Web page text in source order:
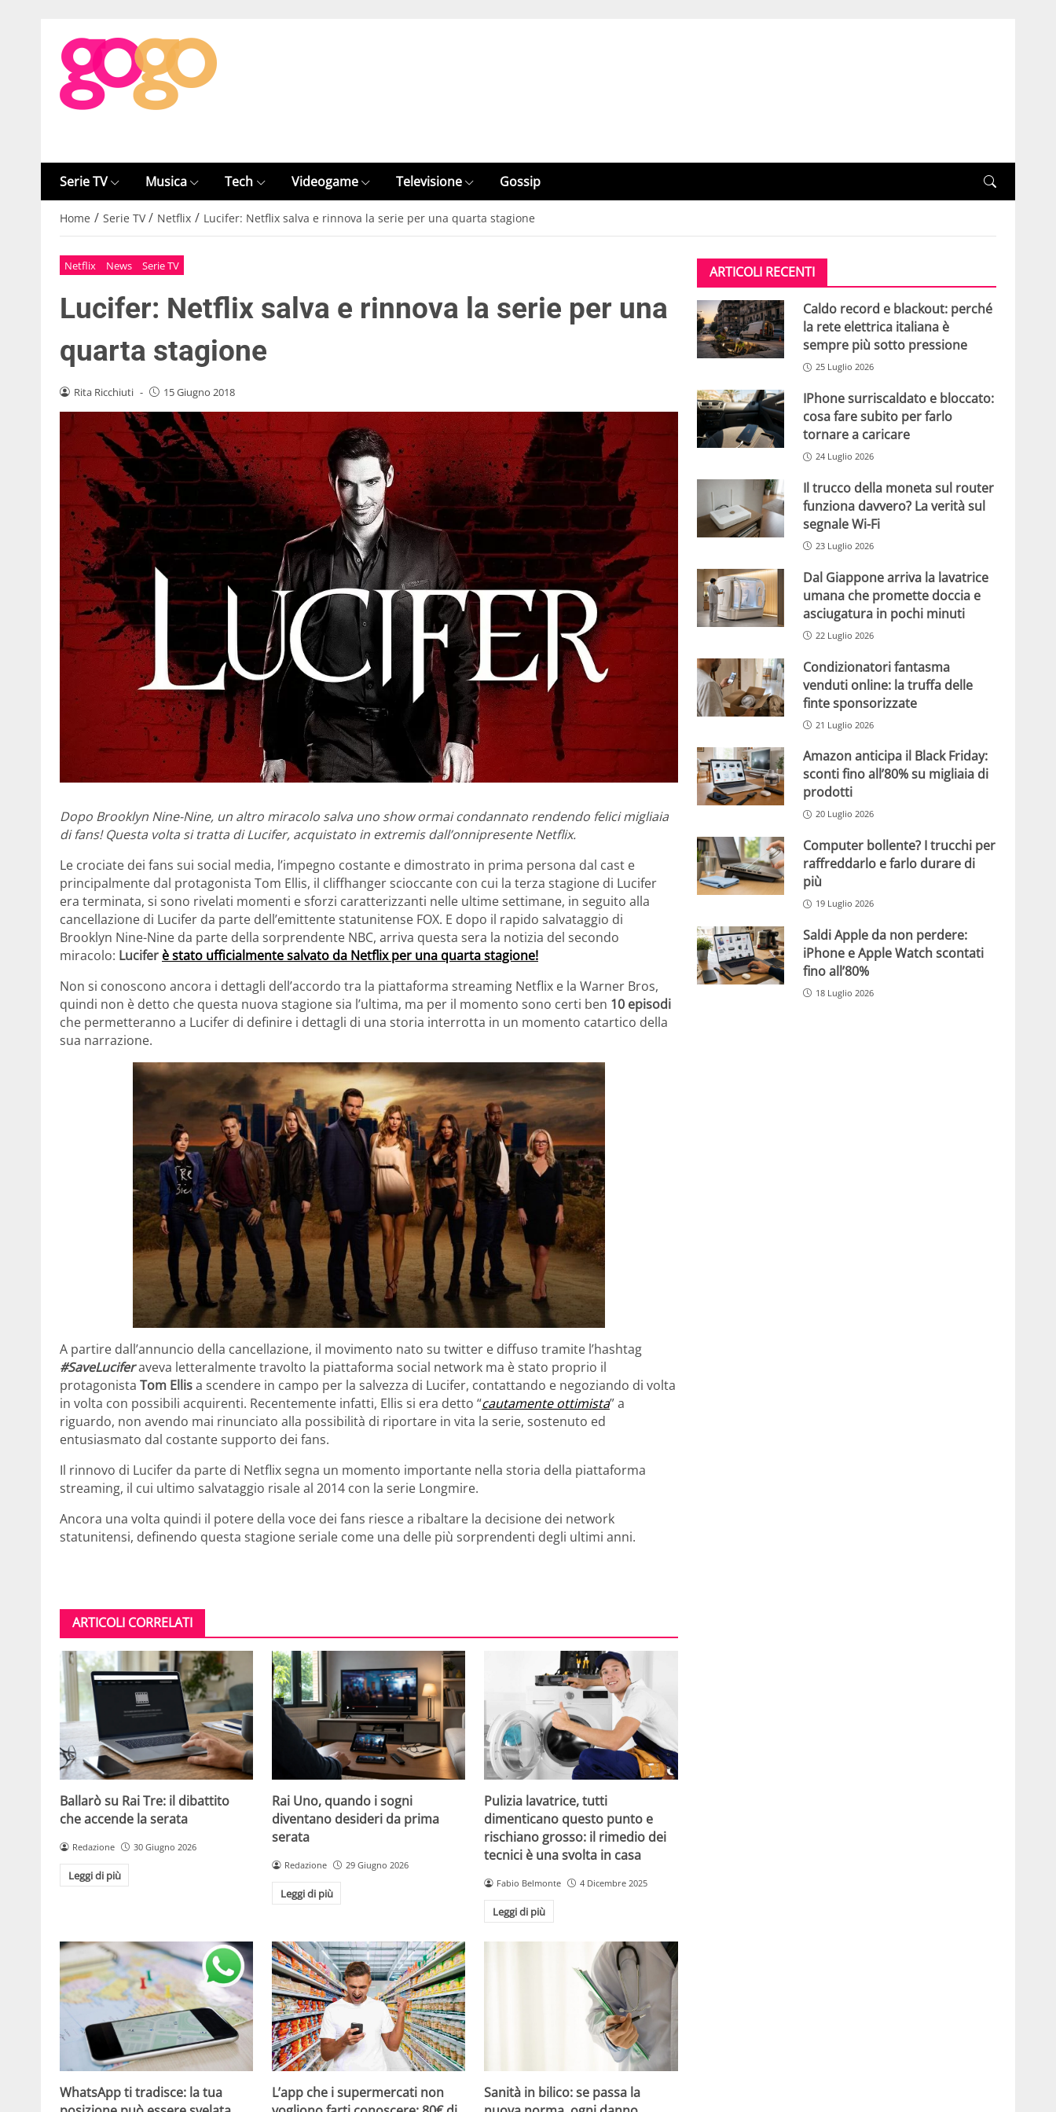
Serie TV Musica Tech Videogame Televisione Gossip
Home / Serie TV / Netflix / Lucifer: Netflix salva e rinnova la serie per una quarta stagione
Netflix News Serie TV
Lucifer: Netflix salva e rinnova la serie per una
quarta stagione
Rita Ricchiuti - 15 Giugno 2018
Dopo Brooklyn Nine-Nine, un altro miracolo salva uno show ormai condannato rendendo felici migliaia
di fans! Questa volta si tratta di Lucifer, acquistato in extremis dall’onnipresente Netflix.
Le crociate dei fans sui social media, l’impegno costante e dimostrato in prima persona dal cast e
principalmente dal protagonista Tom Ellis, il cliffhanger scioccante con cui la terza stagione di Lucifer
era terminata, si sono rivelati momenti e sforzi caratterizzanti nelle ultime settimane, in seguito alla
cancellazione di Lucifer da parte dell’emittente statunitense FOX. E dopo il rapido salvataggio di
Brooklyn Nine-Nine da parte della sorprendente NBC, arriva questa sera la notizia del secondo
miracolo: Lucifer è stato ufficialmente salvato da Netflix per una quarta stagione!
Non si conoscono ancora i dettagli dell’accordo tra la piattaforma streaming Netflix e la Warner Bros,
quindi non è detto che questa nuova stagione sia l’ultima, ma per il momento sono certi ben 10 episodi
che permetteranno a Lucifer di definire i dettagli di una storia interrotta in un momento catartico della
sua narrazione.
A partire dall’annuncio della cancellazione, il movimento nato su twitter e diffuso tramite l’hashtag
#SaveLuciferaveva letteralmente travolto la piattaforma social network ma è stato proprio il
protagonista Tom Ellisa scendere in campo per la salvezza di Lucifer, contattando e negoziando di volta
in volta con possibili acquirenti. Recentemente infatti, Ellis si era detto “cautamente ottimista” a
riguardo, non avendo mai rinunciato alla possibilità di riportare in vita la serie, sostenuto ed
entusiasmato dal costante supporto dei fans.
Il rinnovo di Lucifer da parte di Netflix segna un momento importante nella storia della piattaforma
streaming, il cui ultimo salvataggio risale al 2014 con la serie Longmire.
Ancora una volta quindi il potere della voce dei fans riesce a ribaltare la decisione dei network
statunitensi, definendo questa stagione seriale come una delle più sorprendenti degli ultimi anni.
ARTICOLI CORRELATI
Ballarò su Rai Tre: il dibattito
che accende la serata
Redazione 30 Giugno 2026
Leggi di più
Rai Uno, quando i sogni
diventano desideri da prima
serata
Redazione 29 Giugno 2026
Leggi di più
Pulizia lavatrice, tutti
dimenticano questo punto e
rischiano grosso: il rimedio dei
tecnici è una svolta in casa
Fabio Belmonte 4 Dicembre 2025
Leggi di più
WhatsApp ti tradisce: la tua
L’app che i supermercati non
Sanità in bilico: se passa la
ARTICOLI RECENTI
Caldo record e blackout: perché
la rete elettrica italiana è
sempre più sotto pressione
25 Luglio 2026
IPhone surriscaldato e bloccato:
cosa fare subito per farlo
tornare a caricare
24 Luglio 2026
Il trucco della moneta sul router
funziona davvero? La verità sul
segnale Wi-Fi
23 Luglio 2026
Dal Giappone arriva la lavatrice
umana che promette doccia e
asciugatura in pochi minuti
22 Luglio 2026
Condizionatori fantasma
venduti online: la truffa delle
finte sponsorizzate
21 Luglio 2026
Amazon anticipa il Black Friday:
sconti fino all’80% su migliaia di
prodotti
20 Luglio 2026
Computer bollente? I trucchi per
raffreddarlo e farlo durare di
più
19 Luglio 2026
Saldi Apple da non perdere:
iPhone e Apple Watch scontati
fino all’80%
18 Luglio 2026